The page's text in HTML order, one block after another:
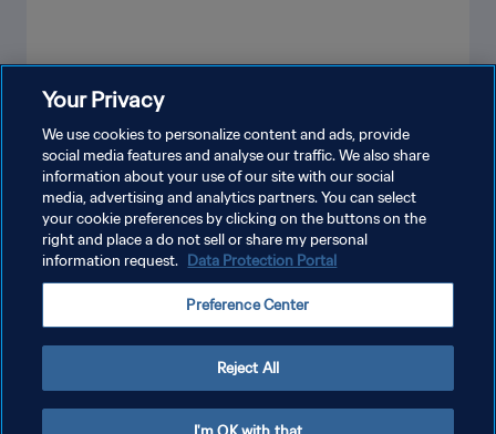
VER MÁS
POLÍTICA DE PRIVACIDAD
TÉRMINOS DE SERVICIO
AJUSTAR LA CONFIGURACIÓN DE LAS COOKIES
Your Privacy
We use cookies to personalize content and ads, provide
social media features and analyse our traffic. We also share
information about your use of our site with our social
media, advertising and analytics partners. You can select
your cookie preferences by clicking on the buttons on the
right and place a do not sell or share my personal
information request. Data Protection Portal
Preference Center
Reject All